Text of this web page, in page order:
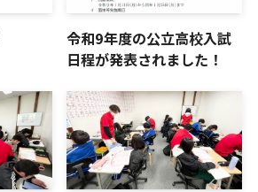
令和9年度の公立高校入試
日程が発表されました！